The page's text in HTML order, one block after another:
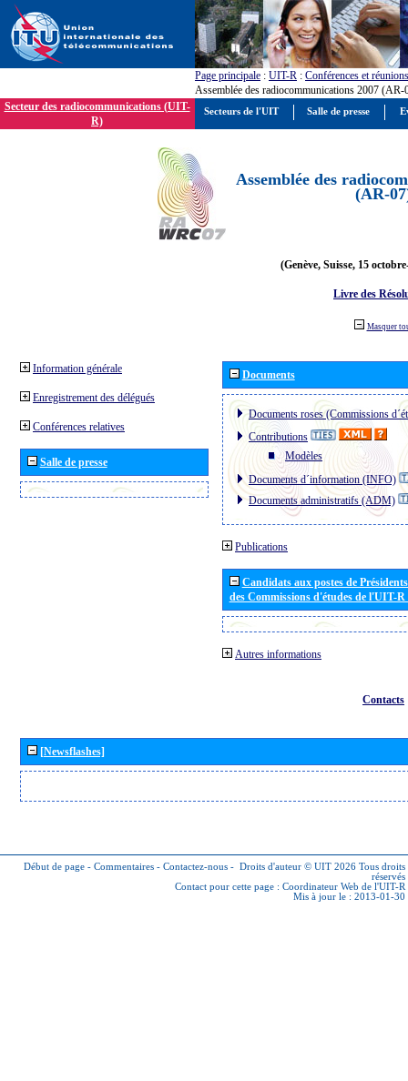
Page principale : UIT-R : Conférences et réunions
Assemblée des radiocommunications 2007 (AR-
Secteur des radiocommunications (UIT-
R)
Assemblée des
(AR-
(Genève, Suisse, 15
Livre des
Masquer
Information générale
Enregistrement des délégués
Conférences relatives
Salle de presse
Documents
Documents roses (Commissions
Contributions
Modèles
Documents d´information (INFO)
Documents administratifs (ADM)
Publications
Candidats aux postes de
des Commissions d'études de l'UIT-
Autres informations
Contacts
[Newsflashes]
Début de page - Commentaires - Contactez-nous - Droits d'auteur © UIT 2026 Tous droits
réservés
Contact pour cette page : Coordinateur Web de l'UIT-R
Mis à jour le : 2013-01-30
Secteurs de l'UIT Salle de presse